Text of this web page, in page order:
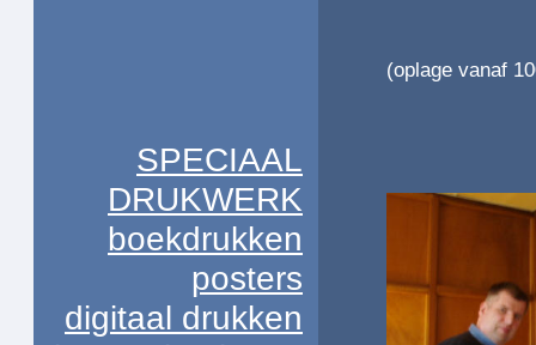
SPECIAAL
DRUKWERK
boekdrukken
posters
digitaal drukken
(oplage vanaf